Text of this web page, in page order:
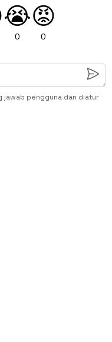
😭
0
😡
0
jawab pengguna dan diatur